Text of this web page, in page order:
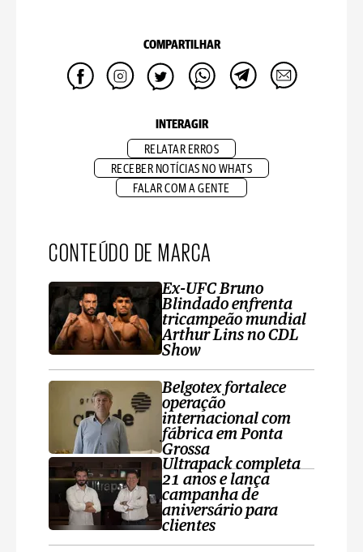
COMPARTILHAR
INTERAGIR
RELATAR ERROS
RECEBER NOTÍCIAS NO WHATS
FALAR COM A GENTE
CONTEÚDO DE MARCA
Ex-UFC Bruno
Blindado enfrenta
tricampeão mundial
Arthur Lins no CDL
Show
Belgotex fortalece
operação
internacional com
fábrica em Ponta
Grossa
Ultrapack completa
21 anos e lança
campanha de
aniversário para
clientes